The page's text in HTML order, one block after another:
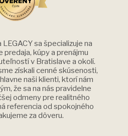
sa špecializuje na
kúpy a prenájmu
v Bratislave a okolí.
získali cenné skúsenosti,
naši klienti, ktorí nám
že sa na nás pravidelne
odmeny pre realitného
referencia od spokojného
za dôveru.